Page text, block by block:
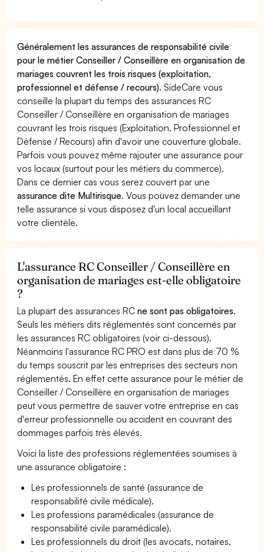
Généralement les assurances de responsabilité civile
pour le métier Conseiller / Conseillère en organisation de
mariages couvrent les trois risques (exploitation,
professionnel et défense / recours). SideCare vous
conseille la plupart du temps des assurances RC
Conseiller / Conseillère en organisation de mariages
couvrant les trois risques (Exploitation, Professionnel et
Défense / Recours) afin d'avoir une couverture globale.
Parfois vous pouvez même rajouter une assurance pour
vos locaux (surtout pour les métiers du commerce).
Dans ce dernier cas vous serez couvert par une
assurance dite Multirisque. Vous pouvez demander une
telle assurance si vous disposez d'un local accueillant
votre clientèle.
L'assurance RC Conseiller / Conseillère en
organisation de mariages est-elle obligatoire
?
La plupart des assurances RCne sont pas obligatoires.
Seuls les métiers dits réglementés sont concernés par
les assurances RC obligatoires (voir ci-dessous).
Néanmoins l'assurance RC PRO est dans plus de 70 %
du temps souscrit par les entreprises des secteurs non
réglementés. En effet cette assurance pour le métier de
Conseiller / Conseillère en organisation de mariages
peut vous permettre de sauver votre entreprise en cas
d'erreur professionnelle ou accident en couvrant des
dommages parfois très élevés.
Voici la liste des professions réglementées soumises à
une assurance obligatoire :
Les professionnels de santé (assurance de
responsabilité civile médicale).
Les professions paramédicales (assurance de
responsabilité civile paramédicale).
Les professionnels du droit (les avocats, notaires,